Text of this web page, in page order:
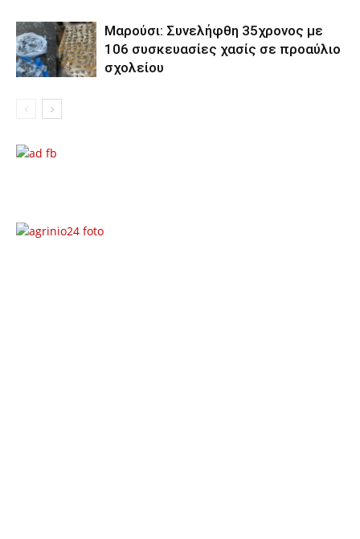
Μαρούσι: Συνελήφθη 35χρονος με
106 συσκευασίες χασίς σε προαύλιο
σχολείου